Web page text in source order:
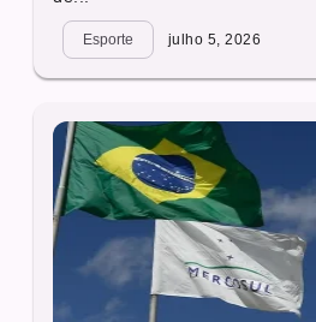
Esporte julho 5, 2026